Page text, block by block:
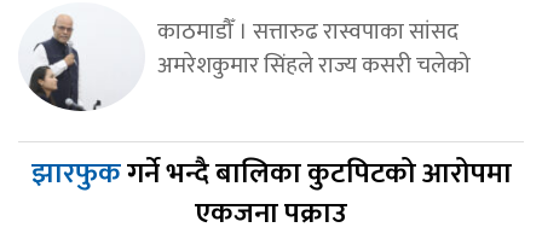
काठमाडौँ । सत्तारुढ रास्वपाका सांसद
अमरेशकुमार सिंहले राज्य कसरी चलेको
झारफुकगर्ने भन्दै बालिका कुटपिटको आरोपमा
एकजना पक्राउ